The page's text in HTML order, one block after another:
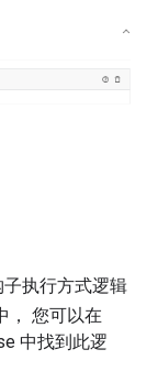
执行方式逻辑
， 您可以在
中找到此逻